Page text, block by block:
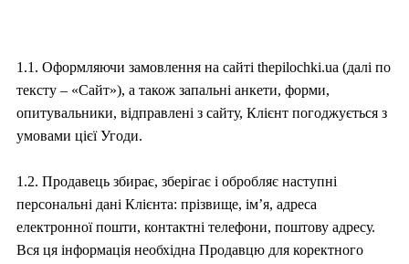
1.1. Оформляючи замовлення на сайті thepilochki.ua (далі по
тексту – «Сайт»), а також запальні анкети, форми,
опитувальники, відправлені з сайту, Клієнт погоджується з
умовами цієї Угоди.
1.2. Продавець збирає, зберігає і обробляє наступні
персональні дані Клієнта: прізвище, ім’я, адреса
електронної пошти, контактні телефони, поштову адресу.
Вся ця інформація необхідна Продавцю для коректного